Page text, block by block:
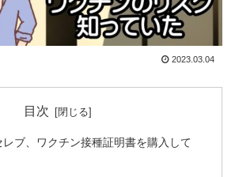
2023.03.04
目次
ブ、ワクチン接種証明書を購入して